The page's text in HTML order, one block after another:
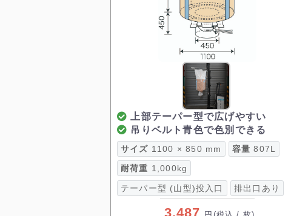
上部テーパー型で広げやすい
吊りベルト青色で色別できる
サイズ 1100 × 850 mm 容量 807L
耐荷重 1,000kg
テーパー型 (山型)投入口 排出口あり
3,487